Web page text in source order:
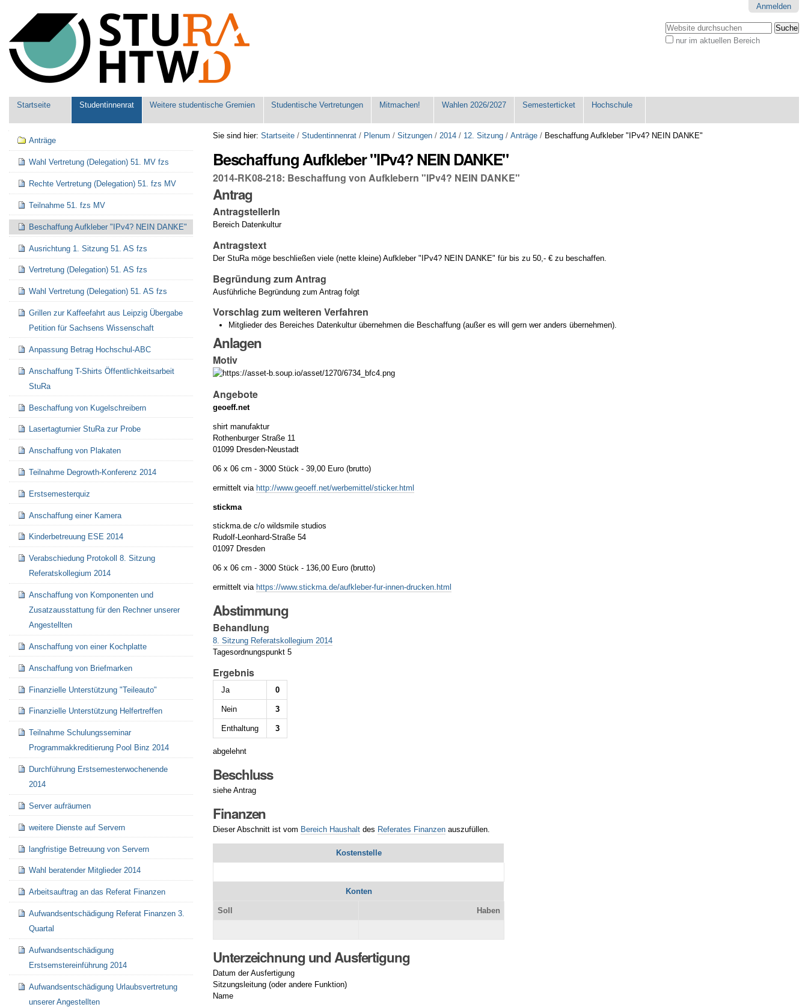
Werkzeuge
Anmelden
Website durchsuchen
nur im aktuellen Bereich
Sektionen
Startseite Studentinnenrat Weitere studentische Gremien Studentische Vertretungen Mitmachen! Wahlen 2026/2027 Semesterticket Hochschule
Sie sind hier: Startseite /Studentinnenrat / Plenum /Sitzungen /2014 / 12. Sitzung /Anträge / Beschaffung Aufkleber "IPv4? NEIN DANKE"
Beschaffung Aufkleber "IPv4? NEIN DANKE"
2014-RK08-218: Beschaffung von Aufklebern "IPv4? NEIN DANKE"
Antrag
AntragstellerIn
Bereich Datenkultur
Antragstext
Der StuRa möge beschließen viele (nette kleine) Aufkleber "IPv4? NEIN DANKE" für bis zu 50,- € zu beschaffen.
Begründung zum Antrag
Ausführliche Begründung zum Antrag folgt
Vorschlag zum weiteren Verfahren
Mitglieder des Bereiches Datenkultur übernehmen die Beschaffung (außer es will gern wer anders übernehmen).
Anlagen
Motiv
Angebote
geoeff.net
shirt manufaktur
Rothenburger Straße 11
01099 Dresden-Neustadt
06 x 06 cm - 3000 Stück - 39,00 Euro (brutto)
ermittelt via http://www.geoeff.net/werbemittel/sticker.html
stickma
stickma.de c/o wildsmile studios
Rudolf-Leonhard-Straße 54
01097 Dresden
06 x 06 cm - 3000 Stück - 136,00 Euro (brutto)
ermittelt via https://www.stickma.de/aufkleber-fur-innen-drucken.html
Abstimmung
Behandlung
8. Sitzung Referatskollegium 2014
Tagesordnungspunkt 5
Ergebnis
Ja 0
Nein 3
Enthaltung 3
abgelehnt
Beschluss
siehe Antrag
Finanzen
Dieser Abschnitt ist vom Bereich Haushalt des Referates Finanzen auszufüllen.
Kostenstelle
Konten
Soll Haben
Unterzeichnung und Ausfertigung
Datum der Ausfertigung
Sitzungsleitung (oder andere Funktion)
Name
Navigation
Anträge
Wahl Vertretung (Delegation) 51. MV fzs
Rechte Vertretung (Delegation) 51. fzs MV
Teilnahme 51. fzs MV
Beschaffung Aufkleber "IPv4? NEIN DANKE"
Ausrichtung 1. Sitzung 51. AS fzs
Vertretung (Delegation) 51. AS fzs
Wahl Vertretung (Delegation) 51. AS fzs
Grillen zur Kaffeefahrt aus Leipzig Übergabe
Petition für Sachsens Wissenschaft
Anpassung Betrag Hochschul-ABC
Anschaffung T-Shirts Öffentlichkeitsarbeit
StuRa
Beschaffung von Kugelschreibern
Lasertagturnier StuRa zur Probe
Anschaffung von Plakaten
Teilnahme Degrowth-Konferenz 2014
Erstsemesterquiz
Anschaffung einer Kamera
Kinderbetreuung ESE 2014
Verabschiedung Protokoll 8. Sitzung
Referatskollegium 2014
Anschaffung von Komponenten und
Zusatzausstattung für den Rechner unserer
Angestellten
Anschaffung von einer Kochplatte
Anschaffung von Briefmarken
Finanzielle Unterstützung "Teileauto"
Finanzielle Unterstützung Helfertreffen
Teilnahme Schulungsseminar
Programmakkreditierung Pool Binz 2014
Durchführung Erstsemesterwochenende
2014
Server aufräumen
weitere Dienste auf Servern
langfristige Betreuung von Servern
Wahl beratender Mitglieder 2014
Arbeitsauftrag an das Referat Finanzen
Aufwandsentschädigung Referat Finanzen 3.
Quartal
Aufwandsentschädigung
Erstsemstereinführung 2014
Aufwandsentschädigung Urlaubsvertretung
unserer Angestellten